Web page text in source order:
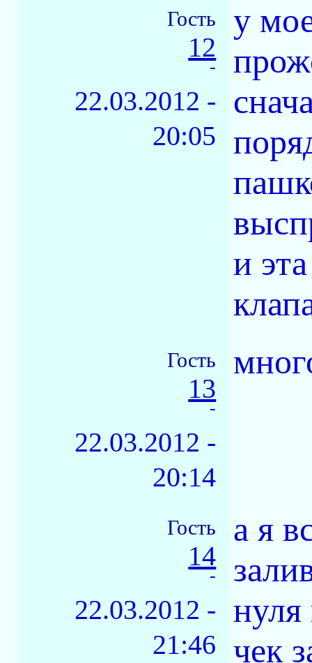
Гость
12
-
22.03.2012 -
20:05
у
и
Гость
13
-
22.03.2012 -
20:14
Гость
14
-
22.03.2012 -
21:46
а я
нуля
чек